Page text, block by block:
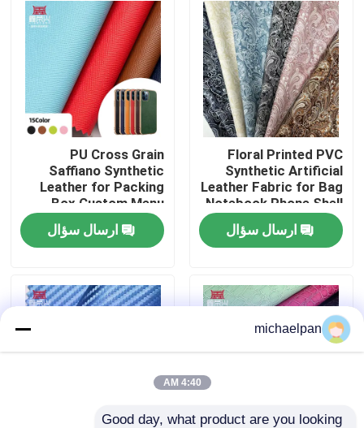
محصولات
دربارهی ما
کارخانه تور
کنترل کیفیت
تماس با ما
پوست ساختگی PVC
مواد چرم مایکروفیبر
Floral Printed PVC
Synthetic Artificial
Leather Fabric for Bag
Notebook Phone Shell
Sofa Craft Use Floral
Printed Faux Leather
ارسال سؤال
PU Cross Grain
Saffiano Synthetic
Leather for Packing
Box Custom Menu
Covers Phone case
Lining Faux Leather
Materials
ارسال سؤال
michaelpan
4:40 AM
Good day, what product are you looking